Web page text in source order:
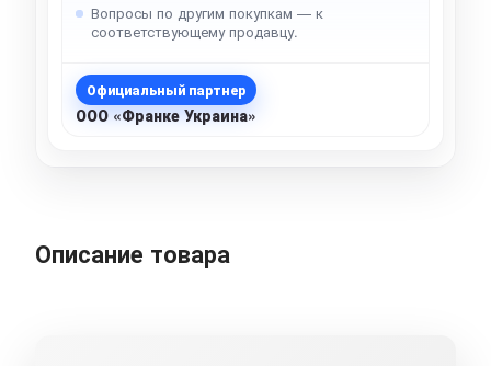
Вопросы по другим покупкам — к
соответствующему продавцу.
Официальный партнер
ООО «Франке Украина»
Описание товара